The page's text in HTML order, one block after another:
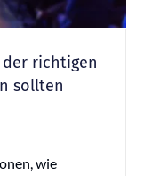
richtigen
sollten
wie